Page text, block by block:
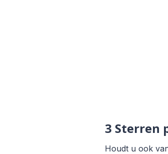
3 Sterren
Houdt u ook